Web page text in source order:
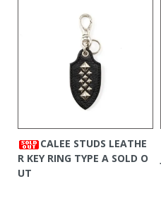
CALEE STUDS LEATHE
R KEY RING TYPE A SOLD O
UT